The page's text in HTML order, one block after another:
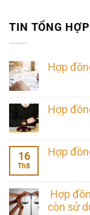
TIN TỔNG HỢP
Hợp
Hợp
16
Th8
Hợp
Hợp
còn sử